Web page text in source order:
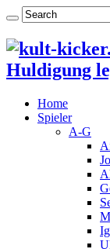
Huldigung
Home
Spieler
A-G